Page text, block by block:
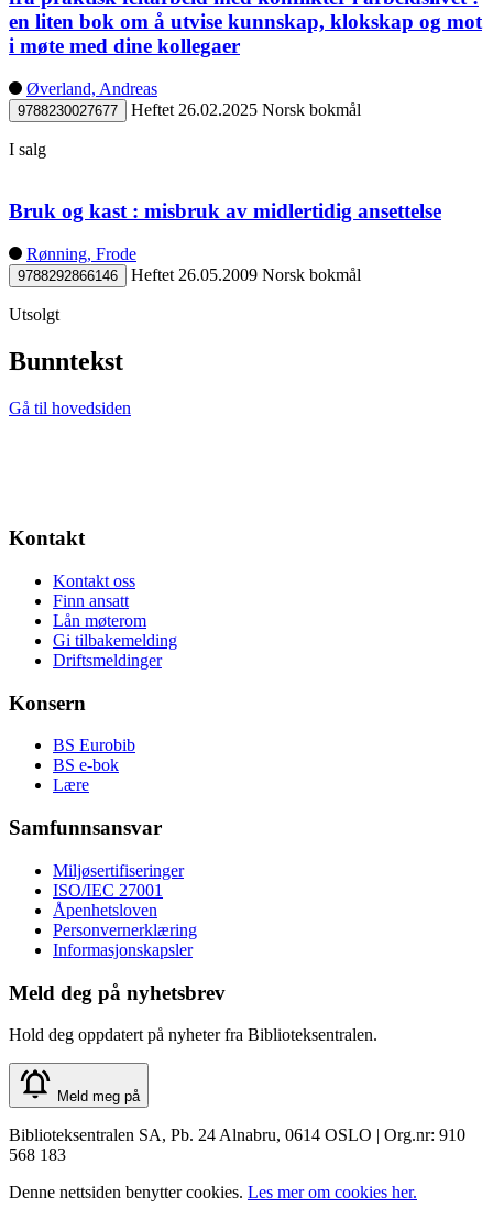
en liten bok om å utvise kunnskap, klokskap og mot
i møte med dine kollegaer
Øverland, Andreas
9788230027677 Heftet 26.02.2025 Norsk bokmål
I salg
Bruk og kast : misbruk av midlertidig ansettelse
Rønning, Frode
9788292866146 Heftet 26.05.2009 Norsk bokmål
Utsolgt
Bunntekst
Gå til hovedsiden
Kontakt
Kontakt oss
Finn ansatt
Lån møterom
Gi tilbakemelding
Driftsmeldinger
Konsern
BS Eurobib
BS e-bok
Lære
Samfunnsansvar
Miljøsertifiseringer
ISO/IEC 27001
Åpenhetsloven
Personvernerklæring
Informasjonskapsler
Meld deg på nyhetsbrev
Hold deg oppdatert på nyheter fra Biblioteksentralen.
Meld meg på
Biblioteksentralen SA, Pb. 24 Alnabru, 0614 OSLO | Org.nr: 910
568 183
Denne nettsiden benytter cookies. Les mer om cookies her.